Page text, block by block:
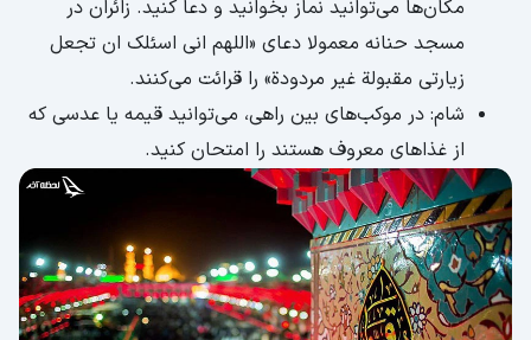
مکان‌ها می‌توانید نماز بخوانید و دعا کنید. زائران در
مسجد حنانه معمولا دعای «اللهم انی اسئلک ان تجعل
زیارتی مقبولة غیر مردودة» را قرائت می‌کنند.
شام: در موکب‌های بین راهی، می‌توانید قیمه یا عدسی که
از غذاهای معروف هستند را امتحان کنید.